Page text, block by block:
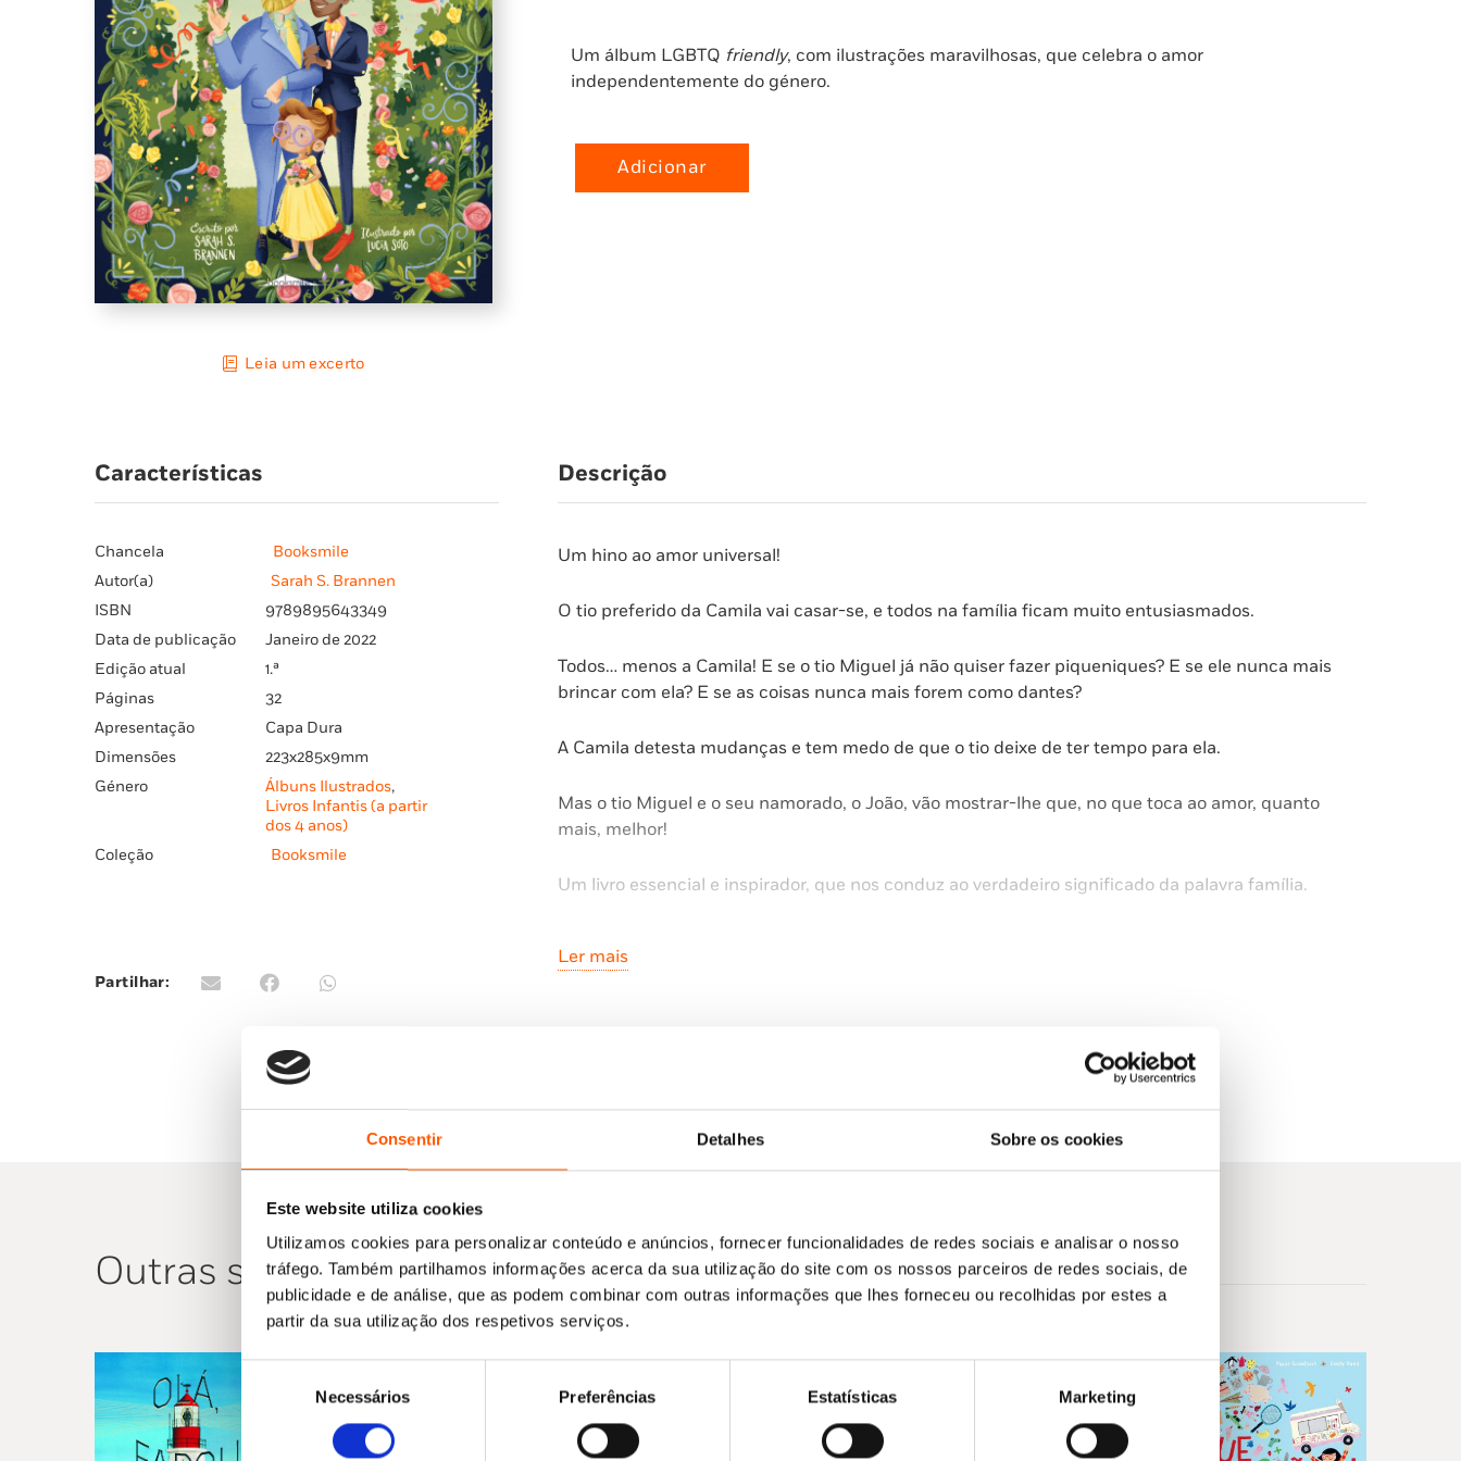
Consentir Detalhes Sobre os cookies
Este website utiliza cookies
Utilizamos cookies para personalizar conteúdo e anúncios, fornecer funcionalidades de redes sociais e analisar o nosso
tráfego. Também partilhamos informações acerca da sua utilização do site com os nossos parceiros de redes sociais, de
publicidade e de análise, que as podem combinar com outras informações que lhes forneceu ou recolhidas por estes a
partir da sua utilização dos respetivos serviços.
consentimento
Necessários Preferências Estatísticas Marketing
Leia um excerto
Um álbum LGBTQ friendly, com ilustrações maravilhosas, que celebra o amor
independentemente do género.
Quantidade
Adicionar
Características
Chancela
Booksmile
Autor(a)
Sarah S. Brannen
ISBN
9789895643349
Data de publicação
Janeiro de 2022
Edição atual
1.ª
Páginas
32
Apresentação
Capa Dura
Dimensões
223x285x9mm
Género
Álbuns Ilustrados,
Livros Infantis (a partir
dos 4 anos)
Coleção
Booksmile
Partilhar:
Descrição
Um hino ao amor universal!
O tio preferido da Camila vai casar-se, e todos na família ficam muito entusiasmados.
Todos… menos a Camila! E se o tio Miguel já não quiser fazer piqueniques? E se ele nunca mais
brincar com ela? E se as coisas nunca mais forem como dantes?
A Camila detesta mudanças e tem medo de que o tio deixe de ter tempo para ela.
Mas o tio Miguel e o seu namorado, o João, vão mostrar-lhe que, no que toca ao amor, quanto
mais, melhor!
Um livro essencial e inspirador, que nos conduz ao verdadeiro significado da palavra família.
«Fiquei com lágrimas nos olhos ao ler este livro e pensei em como teria sido maravilhoso se o
tivesse lido quando era criança, e como tenho sorte em poder lê-lo enquanto adulto.» — Adam
Rippon, patinador artístico e campeão Olímpico
«Fiquei com lágrimas nos olhos ao ler este livro e pensei em como teria sido maravilhoso se o
tivesse lido quando era criança, e como tenho sorte em poder lê-lo enquanto adulto.» — Adam
Rippon, patinador artístico e campeão Olímpico
Ler mais
Outras sugestões